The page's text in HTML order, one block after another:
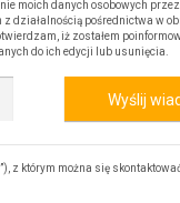
moich danych osobowych przez
działalnością pośrednictwa w
iż zostałem
do ich edycji lub usunięcia.
Wyślij
z którym można się